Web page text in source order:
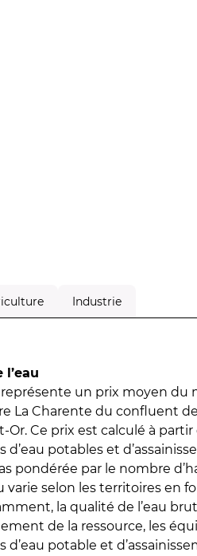
Industrie
l’eau
un prix moyen du
La Charente du confluent
Or. Ce prix est calculé à
d’eau potables et
pondérée par le nombre
varie selon les territoires en
la qualité de l’eau
de la ressource, les
d’eau potable et